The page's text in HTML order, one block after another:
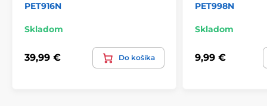
PET916N
Skladom
39,99 € Do košíka
PET998N
Skladom
9,99 €